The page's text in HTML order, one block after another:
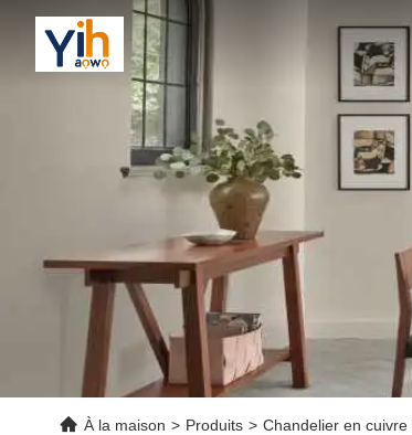
À la maison > Produits > Chandelier en cuivre